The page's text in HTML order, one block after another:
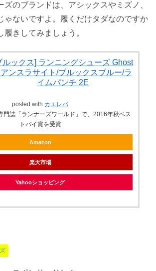
ズのブランドは、アシックスやミズノ、
ゃないですよ。履くだけタダなのですか
履きしてみましょう。
ルックス] ランニングシューズ Ghost
ンスラサイト/ブルックスブルー/ラ
イムパンチ 2E
posted with カエレバ
門誌「ランナーズワールド」で、2016年秋ベス
トバイ賞を受賞
Amazon
楽天市場
Yahooショッピング